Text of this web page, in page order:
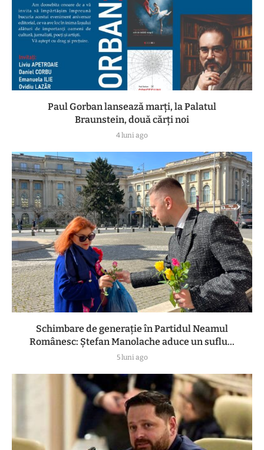
Paul Gorban lansează marți, la Palatul
Braunstein, două cărți noi
4 luni ago
Schimbare de generație în Partidul Neamul
Românesc: Ștefan Manolache aduce un suflu...
5 luni ago